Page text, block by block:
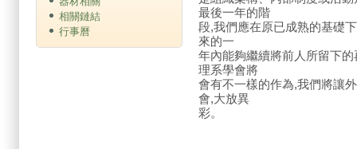
最後一年的階
段,我們應在原已成熟的基礎
來的一
年內能夠繼續將前人所留下
理系學會將
會有不一樣的作為,我們將讓
會,大放異
彩。
相關鏈結
行事曆